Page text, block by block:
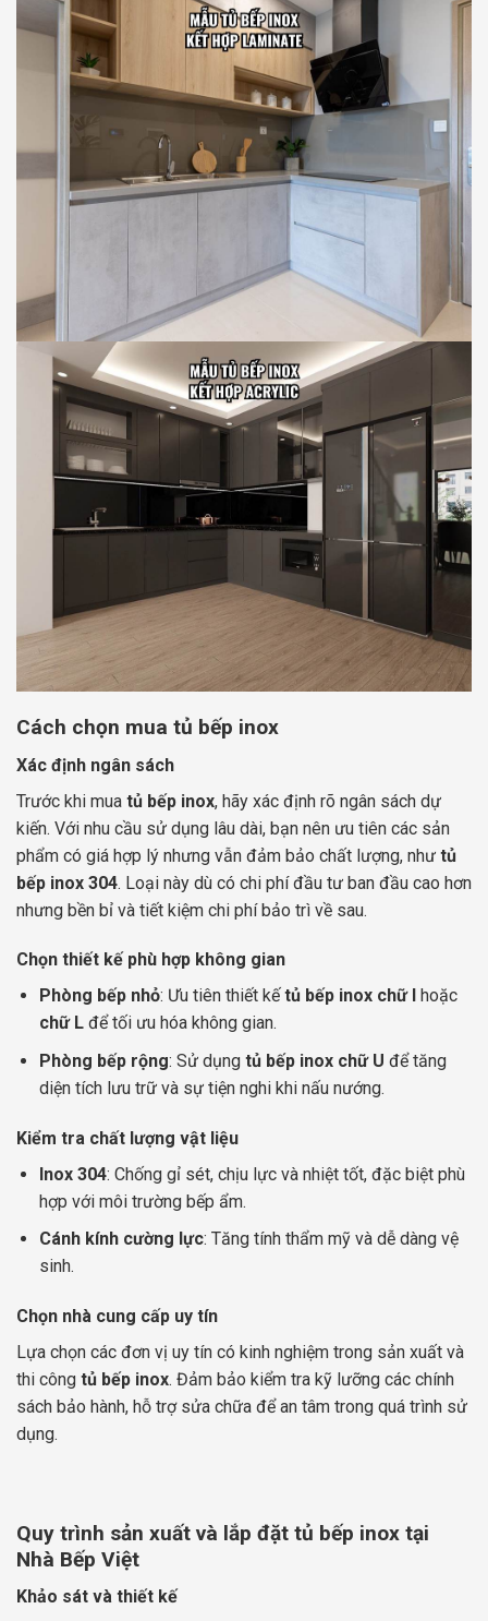
Cách chọn mua tủ bếp inox
Xác định ngân sách
Trước khi mua tủ bếp inox, hãy xác định rõ ngân sách dự
kiến. Với nhu cầu sử dụng lâu dài, bạn nên ưu tiên các sản
phẩm có giá hợp lý nhưng vẫn đảm bảo chất lượng, như tủ
bếp inox 304. Loại này dù có chi phí đầu tư ban đầu cao hơn
nhưng bền bỉ và tiết kiệm chi phí bảo trì về sau.
Chọn thiết kế phù hợp không gian
Phòng bếp nhỏ: Ưu tiên thiết kếtủ bếp inox chữ I
hoặc
chữ Lđể tối ưu hóa không gian.
Phòng bếp rộng: Sử dụng tủ bếp inox chữ U để tăng
diện tích lưu trữ và sự tiện nghi khi nấu nướng.
Kiểm tra chất lượng vật liệu
Inox 304: Chống gỉ sét, chịu lực và nhiệt tốt, đặc biệt phù
hợp với môi trường bếp ẩm.
Cánh kính cường lực: Tăng tính thẩm mỹ và dễ dàng vệ
sinh.
Chọn nhà cung cấp uy tín
Lựa chọn các đơn vị uy tín có kinh nghiệm trong sản xuất và
thi công tủ bếp inox. Đảm bảo kiểm tra kỹ lưỡng các chính
sách bảo hành, hỗ trợ sửa chữa để an tâm trong quá trình sử
dụng.
Quy trình sản xuất và lắp đặt tủ bếp inox tại
Nhà Bếp Việt
Khảo sát và thiết kế